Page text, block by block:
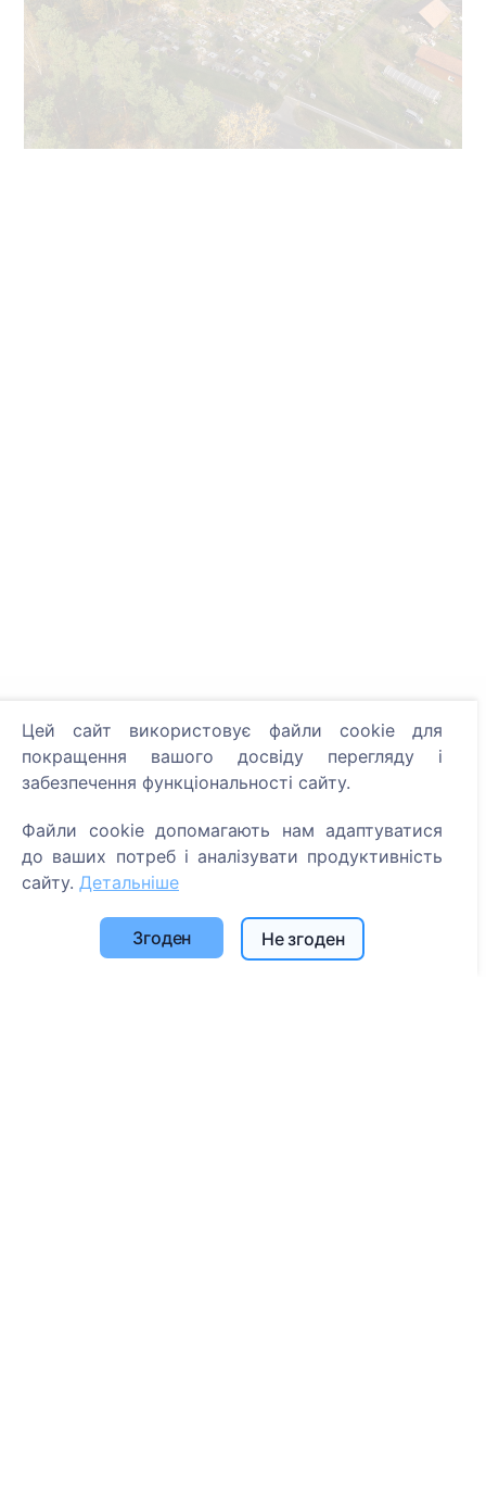
Про CEMETY
Часто задавані питання
Події
Список муніципалітетів та користувачів
Політика платежів
Цей сайт використовує файли cookie для
покращення вашого досвіду перегляду і
забезпечення функціональності сайту.
Файли cookie допомагають нам адаптуватися
до ваших потреб і аналізувати продуктивність
сайту. Детальніше
Згоден Не згоден